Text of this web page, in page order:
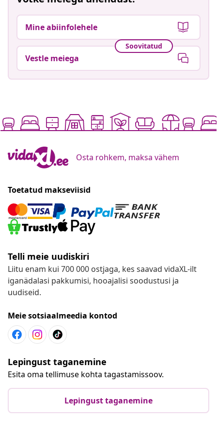
Mine abiinfolehele
Soovitatud
Vestle meiega
Osta rohkem, maksa vähem
Toetatud makseviisid
Telli meie uudiskiri
Liitu enam kui 700 000 ostjaga, kes saavad vidaXL-ilt
iganädalasi pakkumisi, hooajalisi soodustusi ja
uudiseid.
Meie sotsiaalmeedia kontod
Lepingust taganemine
Esita oma tellimuse kohta tagastamissoov.
Lepingust taganemine